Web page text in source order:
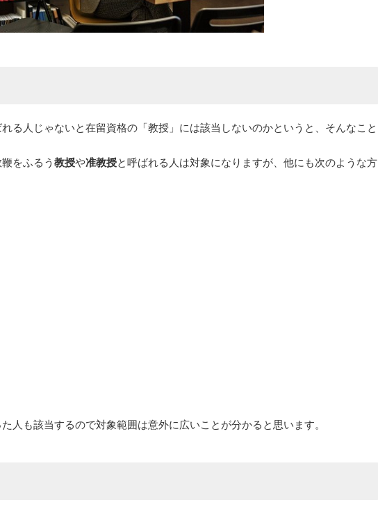
る人じゃないと在留資格の「教授」には該当しないのかというと、そんなこと
鞭をふるう教授や准教授と呼ばれる人は対象になりますが、他にも次のような方
人も該当するので対象範囲は意外に広いことが分かると思います。